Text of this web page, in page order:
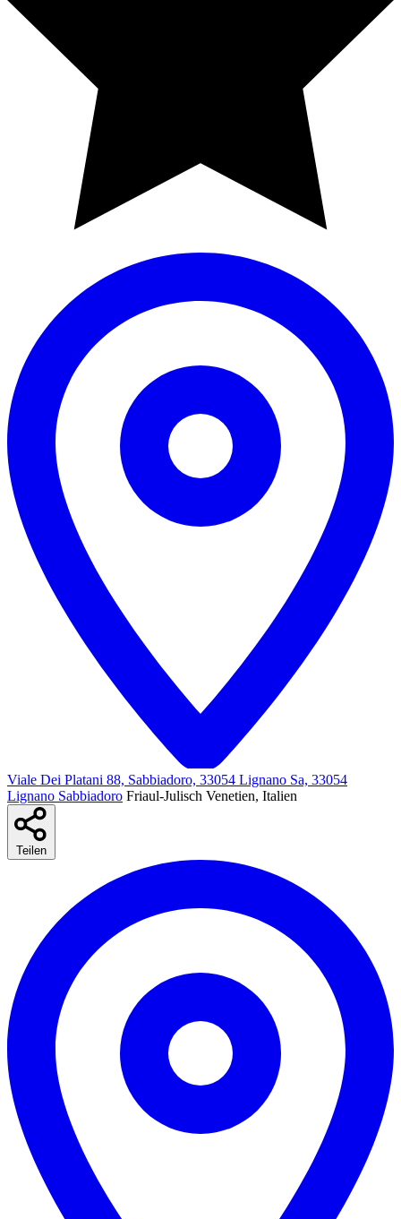
Viale Dei Platani 88, Sabbiadoro, 33054 Lignano Sa, 33054
Lignano Sabbiadoro Friaul-Julisch Venetien, Italien
Teilen